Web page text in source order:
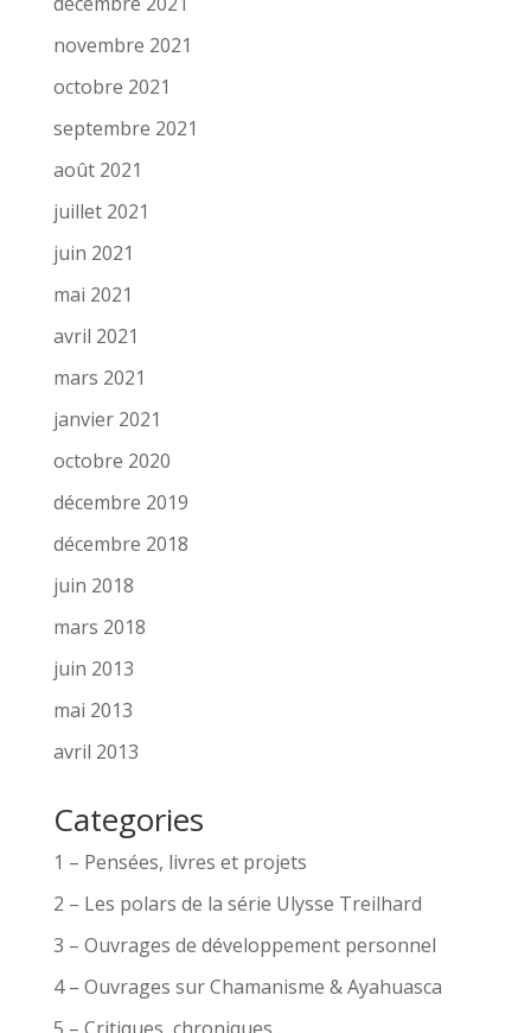
novembre 2021
octobre 2021
septembre 2021
août 2021
juillet 2021
juin 2021
mai 2021
avril 2021
mars 2021
janvier 2021
octobre 2020
décembre 2019
décembre 2018
juin 2018
mars 2018
juin 2013
mai 2013
avril 2013
Categories
1 – Pensées, livres et projets
2 – Les polars de la série Ulysse Treilhard
3 – Ouvrages de développement personnel
4 – Ouvrages sur Chamanisme & Ayahuasca
5 – Critiques, chroniques,…